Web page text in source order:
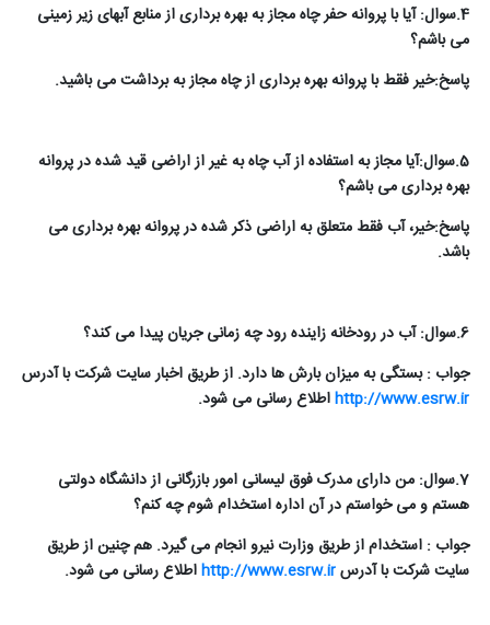
4.سوال: آیا با پروانه حفر چاه مجاز به بهره برداری از منابع آبهای زیر زمینی
می باشم؟
پاسخ:خیر فقط با پروانه بهره برداری از چاه مجاز به برداشت می باشید.
5.سوال:آیا مجاز به استفاده از آب چاه به غیر از اراضی قید شده در پروانه
بهره برداری می باشم؟
پاسخ:خیر، آب فقط متعلق به اراضی ذکر شده در پروانه بهره برداری می
باشد.
6.سوال: آب در رودخانه زاینده رود چه زمانی جریان پیدا می کند؟
جواب : بستگی به میزان بارش ها دارد. از طریق اخبار سایت شرکت با آدرس
http://www.esrw.irاطلاع رسانی می شود.
7.سوال: من دارای مدرک فوق لیسانی امور بازرگانی از دانشگاه دولتی
هستم و می خواستم در آن اداره استخدام شوم چه کنم؟
جواب : استخدام از طریق وزارت نیرو انجام می گیرد. هم چنین از طریق
سایت شرکت با آدرسhttp://www.esrw.irاطلاع رسانی می شود.